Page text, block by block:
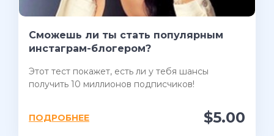
Сможешь ли ты стать популярным
инстаграм-блогером?
Этот тест покажет, есть ли у тебя шансы
получить 10 миллионов подписчиков!
$5.00
ПОДРОБНЕЕ